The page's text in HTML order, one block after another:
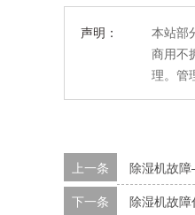
声明：
本站部
商用不
理。管
上一条
除湿机故
下一条 除湿机故